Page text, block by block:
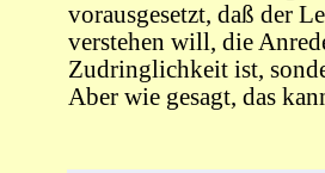
vorausgesetzt, daß der
verstehen will, die
Zudringlichkeit ist,
Aber wie gesagt, das